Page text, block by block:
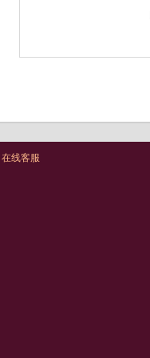
在线客服